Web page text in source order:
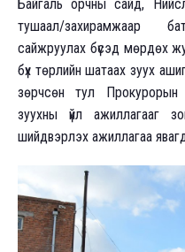
Байгаль орчны сайд,
тушаал/захирамжаар
сайжруулах бүсэд мөрдөх
бүх төрлийн шатаах зуух
зөрчсөн тул Прокурорын
зуухны үйл ажиллагааг
шийдвэрлэх ажиллагаа